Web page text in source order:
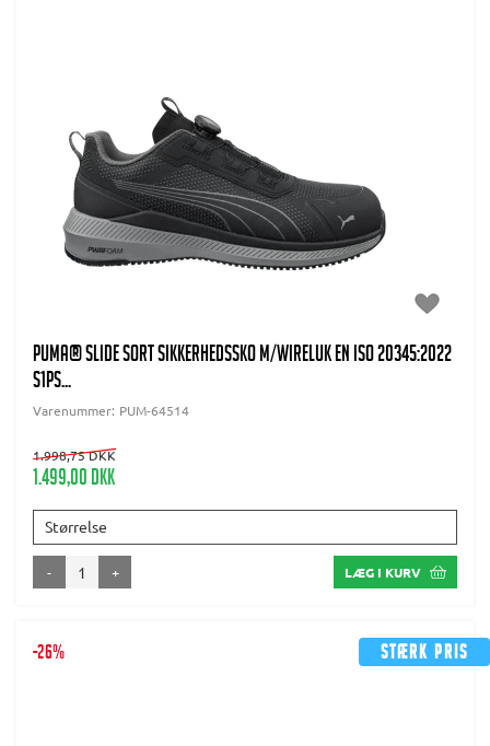
PUMA® Slide Sort Sikkerhedssko m/wireluk EN ISO 20345:2022
S1PS...
Varenummer: PUM-64514
1.998,75 DKK
1.499,00 DKK
Størrelse
- + LÆG I KURV
Stærk pris
-26%